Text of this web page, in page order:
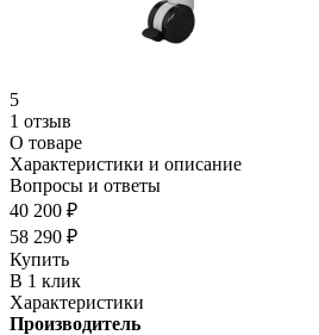
5
1 отзыв
О товаре
Характеристики и описание
Вопросы и ответы
40 200 ₽
58 290 ₽
Купить
В 1 клик
Характеристики
Производитель